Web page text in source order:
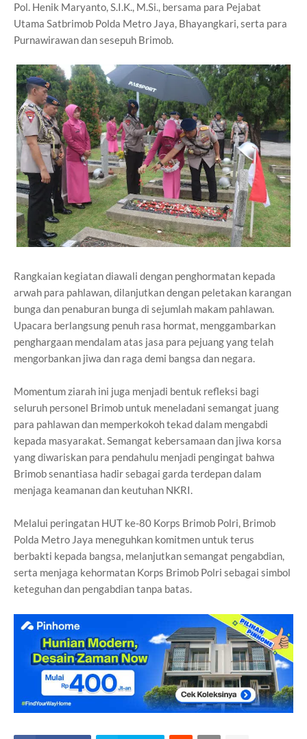
Pol. Henik Maryanto, S.I.K., M.Si., bersama para Pejabat
Utama Satbrimob Polda Metro Jaya, Bhayangkari, serta para
Purnawirawan dan sesepuh Brimob.
Rangkaian kegiatan diawali dengan penghormatan kepada
arwah para pahlawan, dilanjutkan dengan peletakan karangan
bunga dan penaburan bunga di sejumlah makam pahlawan.
Upacara berlangsung penuh rasa hormat, menggambarkan
penghargaan mendalam atas jasa para pejuang yang telah
mengorbankan jiwa dan raga demi bangsa dan negara.
Momentum ziarah ini juga menjadi bentuk refleksi bagi
seluruh personel Brimob untuk meneladani semangat juang
para pahlawan dan memperkokoh tekad dalam mengabdi
kepada masyarakat. Semangat kebersamaan dan jiwa korsa
yang diwariskan para pendahulu menjadi pengingat bahwa
Brimob senantiasa hadir sebagai garda terdepan dalam
menjaga keamanan dan keutuhan NKRI.
Melalui peringatan HUT ke-80 Korps Brimob Polri, Brimob
Polda Metro Jaya meneguhkan komitmen untuk terus
berbakti kepada bangsa, melanjutkan semangat pengabdian,
serta menjaga kehormatan Korps Brimob Polri sebagai simbol
keteguhan dan pengabdian tanpa batas.